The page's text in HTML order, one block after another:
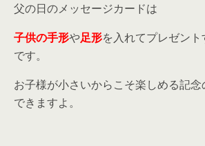
父の日のメッセージカードは
子供の手形や足形を入れてプレゼン
です。
お子様が小さいからこそ楽しめる記
できますよ。